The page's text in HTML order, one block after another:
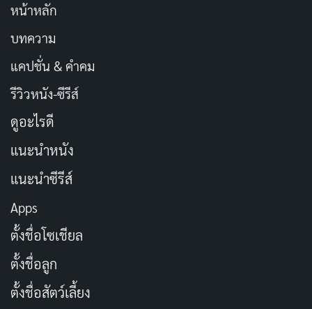
IMAX ใช้เครื่องฉายภาพและฟิล์มพิเศษที่ให้ภาพคมชัดและ
สว่างกว่าโรงภาพยนตร์ทั่วไป ทำให้ภาพสวยงามและมีราย
ละเอียดมากขึ้น
การออกแบบโรงภาพยนตร์ IMAX ที่พิถีพิถัน
โรงภาพยนตร์ IMAX ออกแบบมาเพื่อให้ผู้ชมได้สัมผัส
ประสบการณ์ที่ดีที่สุด ที่นั่งถูกจัดวางอย่างเหมาะสม และ
ผนังโรงฉายทำมุมเพื่อให้ภาพเต็มตาที่สุด
เทคโนโลยีเบื้องหลัง IMAX
เบื้องหลังประสบการณ์ IMAX ที่น่าทึ่งคือเทคโนโลยีที่ล้ำ
สมัยหลายอย่าง
หน้าหลัก
บทความ
แคปชั่น & คำคม
รีวิวหนัง-ซีรีส์
ดูอะไรดี
แนะนำหนัง
แนะนำซีรีส์
Apps
ตั้งชื่อโซเชียล
ตั้งชื่อลูก
ตั้งชื่อสัตว์เลี้ยง